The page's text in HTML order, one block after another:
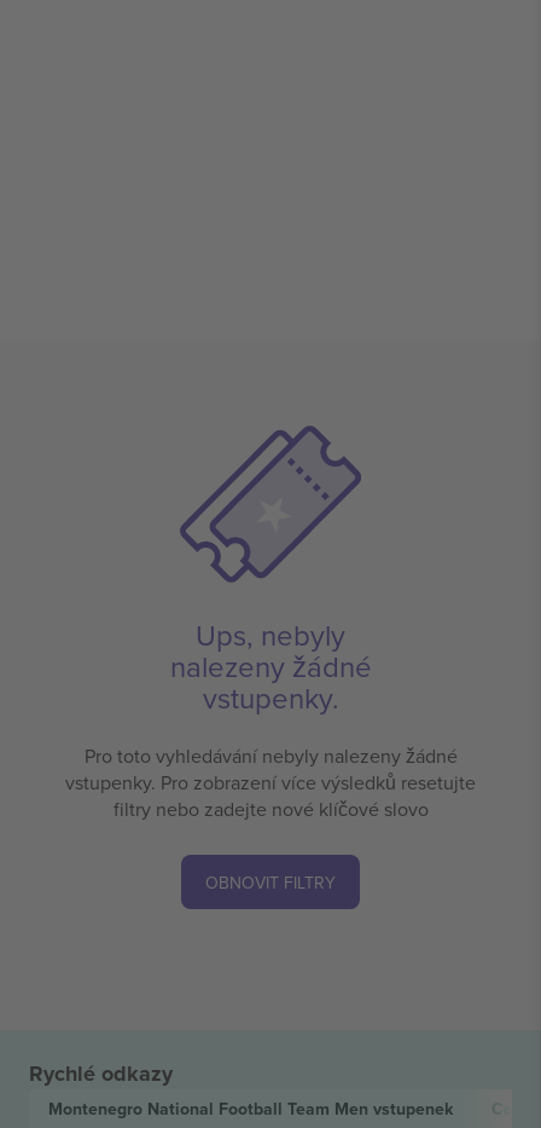
Ups, nebyly
nalezeny žádné
vstupenky.
Pro toto vyhledávání nebyly nalezeny žádné
vstupenky. Pro zobrazení více výsledků resetujte
filtry nebo zadejte nové klíčové slovo
OBNOVIT FILTRY
Rychlé odkazy
Montenegro National Football Team Men vstupenek